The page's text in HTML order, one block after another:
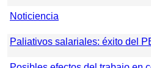
Noticiencia
Paliativos salariales: éxito del